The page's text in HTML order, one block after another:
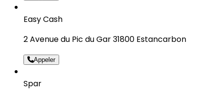
Easy Cash
2 Avenue du Pic du Gar 31800 Estancarbon
Appeler
Spar